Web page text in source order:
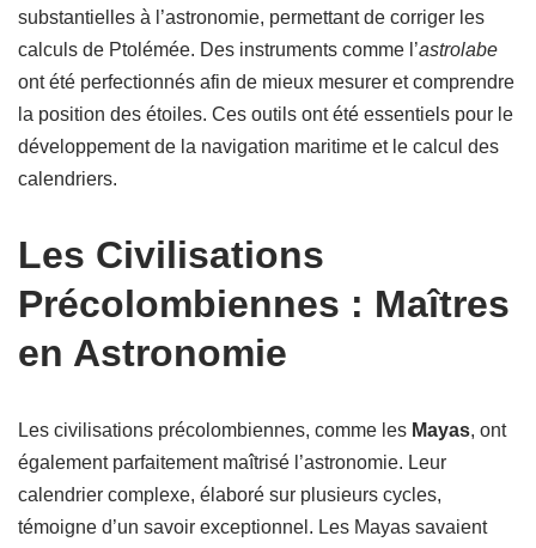
substantielles à l’astronomie, permettant de corriger les
calculs de Ptolémée. Des instruments comme l’astrolabe
ont été perfectionnés afin de mieux mesurer et comprendre
la position des étoiles. Ces outils ont été essentiels pour le
développement de la navigation maritime et le calcul des
calendriers.
Les Civilisations
Précolombiennes : Maîtres
en Astronomie
Les civilisations précolombiennes, comme les Mayas, ont
également parfaitement maîtrisé l’astronomie. Leur
calendrier complexe, élaboré sur plusieurs cycles,
témoigne d’un savoir exceptionnel. Les Mayas savaient